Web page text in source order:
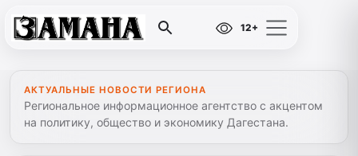
12+
АКТУАЛЬНЫЕ НОВОСТИ РЕГИОНА
Региональное информационное агентство с акцентом
на политику, общество и экономику Дагестана.